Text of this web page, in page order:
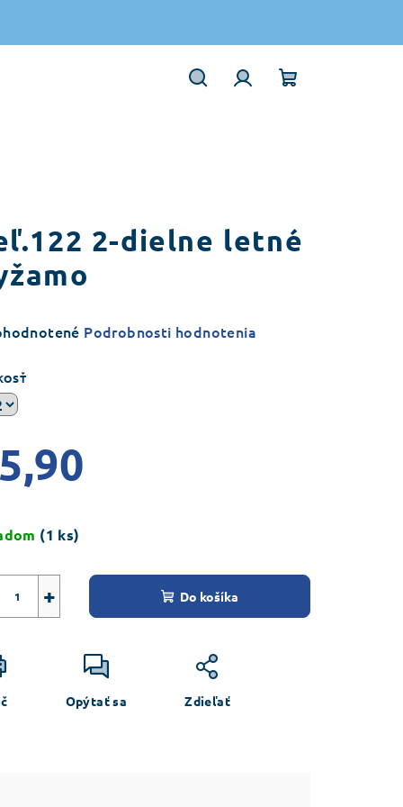
2-dielne letné
Podrobnosti hodnotenia
(1 ks)
+ Do košíka
Opýtať sa Zdieľať